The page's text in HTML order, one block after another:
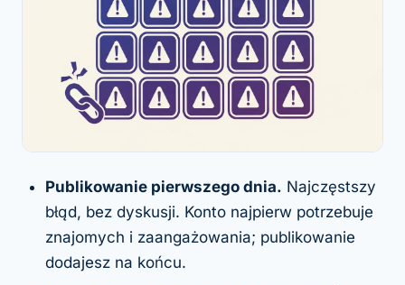
Publikowanie pierwszego dnia. Najczęstszy
błąd, bez dyskusji. Konto najpierw potrzebuje
znajomych i zaangażowania; publikowanie
dodajesz na końcu.